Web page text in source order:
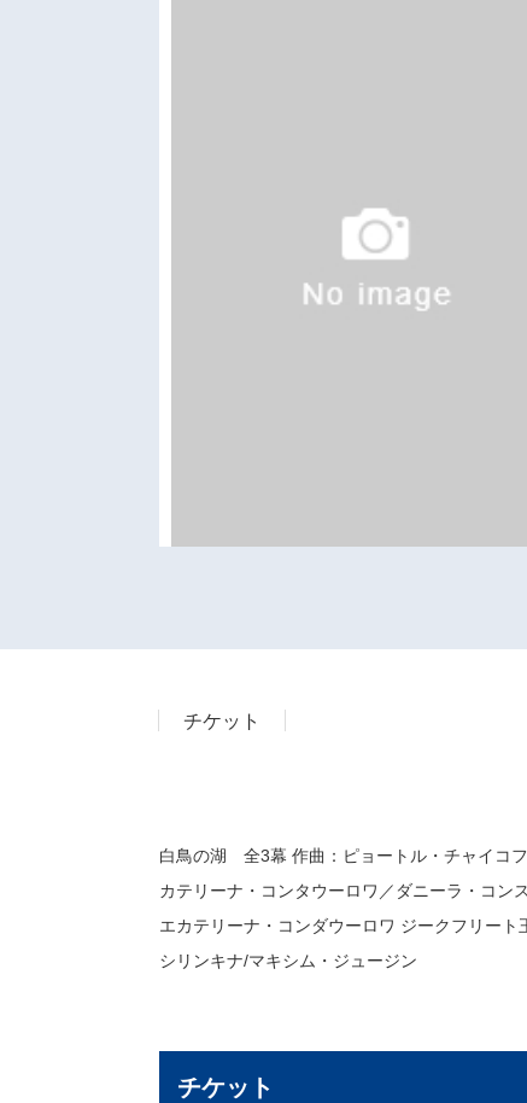
チケット
白鳥の湖 全3幕 作曲：ピョートル・チャイコ
カテリーナ・コンタウーロワ／ダニーラ・コ
エカテリーナ・コンダウーロワ ジークフリー
シリンキナ/マキシム・ジュージン
チケット